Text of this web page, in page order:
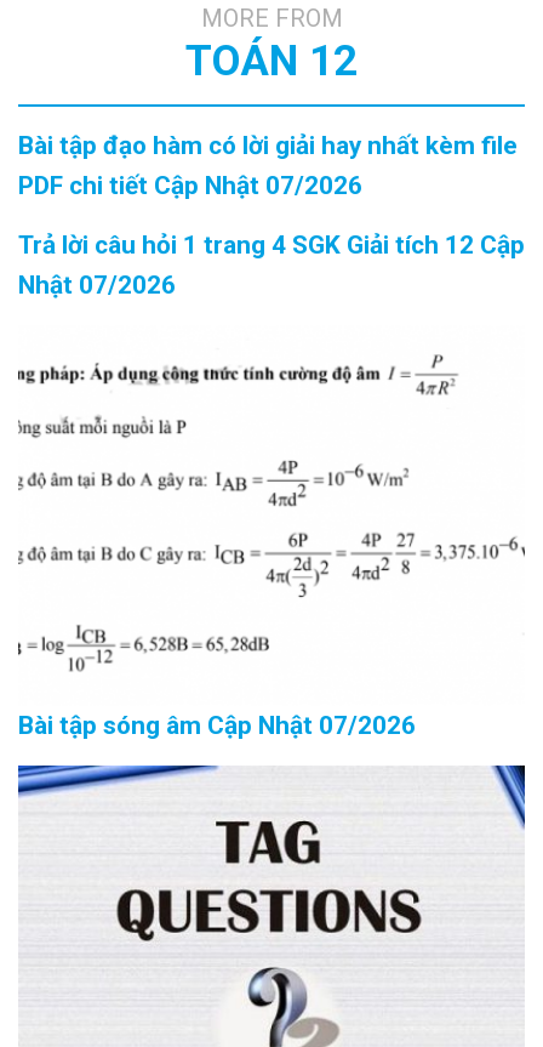
MORE FROM
TOÁN 12
Bài tập đạo hàm có lời giải hay nhất kèm file
PDF chi tiết Cập Nhật 07/2026
Trả lời câu hỏi 1 trang 4 SGK Giải tích 12 Cập
Nhật 07/2026
Bài tập sóng âm Cập Nhật 07/2026